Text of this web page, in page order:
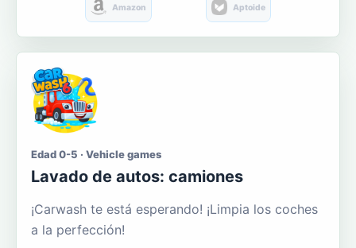
Amazon Aptoide
Edad 0-5 · Vehicle games
Lavado de autos: camiones
¡Carwash te está esperando! ¡Limpia los coches
a la perfección!